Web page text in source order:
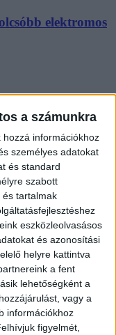
a számunkra
információkhoz
személyes adatokat
és standard
szabott
és tartalmak
eszközleolvasásos
és azonosítási
helyre kattintva
a fent
lehetőségként a
vagy a
információkhoz
figyelmét,
elektromos
támogatási